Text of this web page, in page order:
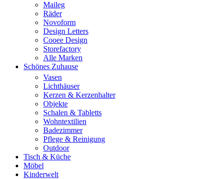
Maileg
Räder
Novoform
Design Letters
Cooee Design
Storefactory
Alle Marken
Schönes Zuhause
Vasen
Lichthäuser
Kerzen & Kerzenhalter
Objekte
Schalen & Tabletts
Wohntextilien
Badezimmer
Pflege & Reinigung
Outdoor
Tisch & Küche
Möbel
Kinderwelt